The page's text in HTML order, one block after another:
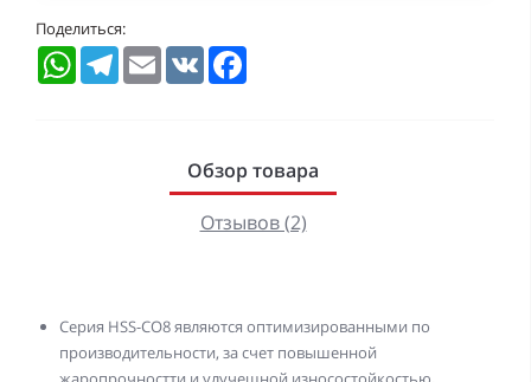
Поделиться:
WhatsAppTelegramEmail VK
Обзор товара
Отзывов (2)
Серия HSS-CO8 являются оптимизированными по
производительности, за счет повышенной